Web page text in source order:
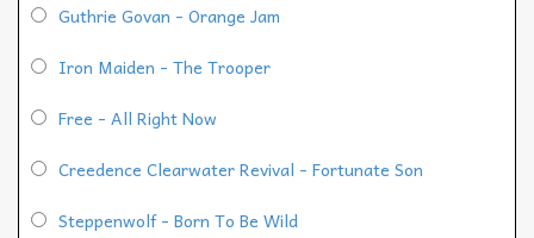
Guthrie Govan - Orange Jam
Iron Maiden - The Trooper
Free - All Right Now
Creedence Clearwater Revival - Fortunate Son
Steppenwolf - Born To Be Wild